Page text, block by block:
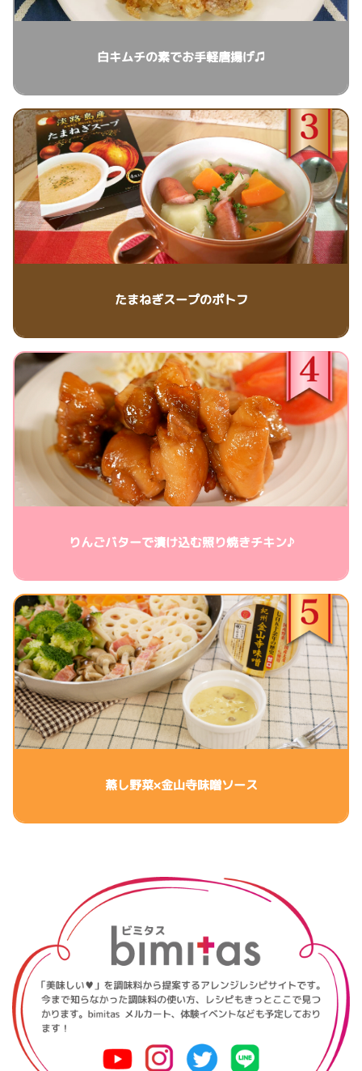
白キムチの素でお手軽唐揚げ♫
たまねぎスープのポトフ
りんごバターで漬け込む照り焼きチキン♪
蒸し野菜×金山寺味噌ソース